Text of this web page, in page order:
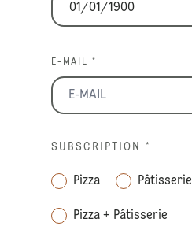
E-MAIL *
SUBSCRIPTION *
Pizza Pâtisserie
Pizza + Pâtisserie